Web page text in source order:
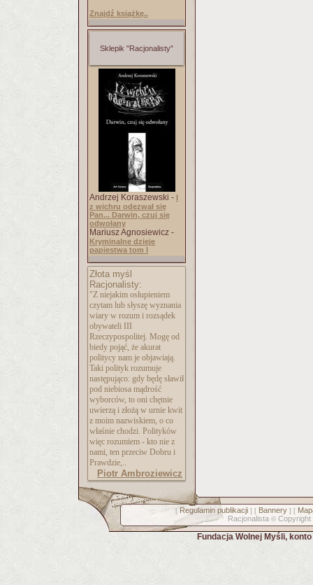
Znajdź książkę..
Sklepik "Racjonalisty"
Andrzej Koraszewski - I
z wichru odezwał się
Pan... Darwin, czuj się
odwołany
Mariusz Agnosiewicz -
Kryminalne dzieje
papiestwa tom I
Złota myśl
Racjonalisty:
"Z niejakim osłupieniem
czytam lub słyszę wyznania
wiary w rozum i rozsądek
obywateli III
Rzeczypospolitej. Mogę od
biedy pojąć, że akurat
politycy nam je objawiają.
Taki polityk rozumuje
następująco: gdy będę sławił
pod niebiosa mądrość
wyborców, to oni chętnie
uwierzą i złożą w urnie kwit
z moim nazwiskiem, o co
właśnie chodzi. Polityków
więc rozumiem - kto nie z
nami, ten przeciw Dobru i
Prawdzie,..
Piotr Ambroziewicz
[ Regulamin publikacji] [ Bannery] [
Racjonalista © Copyright
Fundacja Wolnej Myśli,